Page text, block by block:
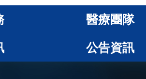
醫療團隊
公告資訊